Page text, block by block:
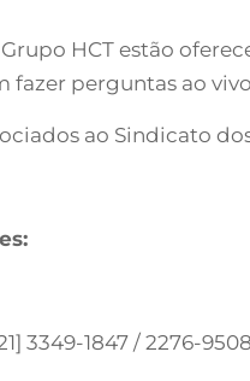
Grupo HCT estão
fazer perguntas ao
ao Sindicato
3349-1847 / 2276-